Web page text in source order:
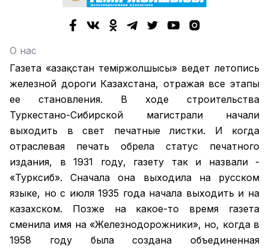
О нас
Газета «Қазақстан теміржолшысы» ведет летопись
железной дороги Казахстана, отражая все этапы
ее становления. В ходе строительства
Туркестано-Сибирской магистрали начали
выходить в свет печатные листки. И когда
отраслевая печать обрела статус печатного
издания, в 1931 году, газету так и назвали -
«Турксиб». Сначала она выходила на русском
языке, но с июля 1935 года начала выходить и на
казахском. Позже на какое-то время газета
сменила имя на «Железнодорожники», но, когда в
1958 году была создана объединенная